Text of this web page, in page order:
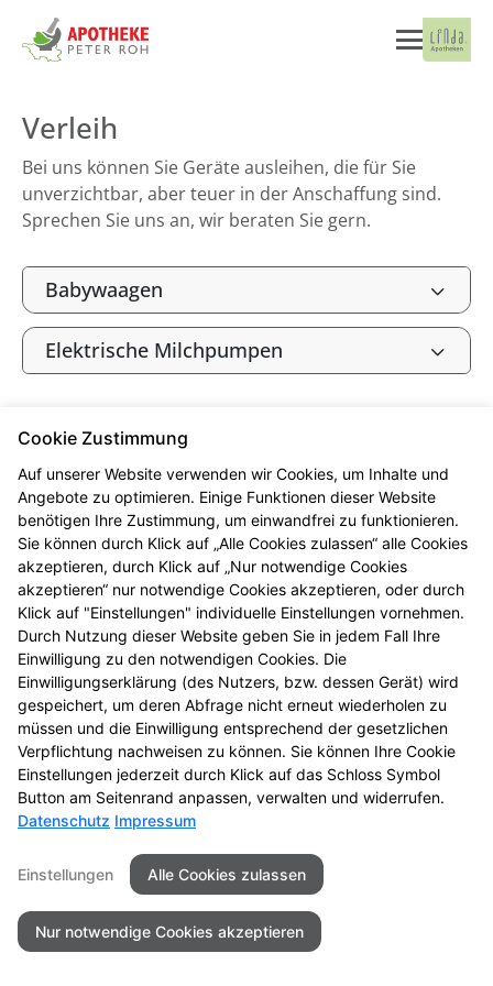
Verleih
Bei uns können Sie Geräte ausleihen, die für Sie
unverzichtbar, aber teuer in der Anschaffung sind.
Sprechen Sie uns an, wir beraten Sie gern.
Babywaagen
Elektrische Milchpumpen
Seitenübersicht Kontakt
Impressum
Datenschutz
Barrierefreiheit
© 2026 Apotheke am kleinen Markt
Cookie Zustimmung
Auf unserer Website verwenden wir Cookies, um Inhalte und
Angebote zu optimieren. Einige Funktionen dieser Website
benötigen Ihre Zustimmung, um einwandfrei zu funktionieren.
Sie können durch Klick auf „Alle Cookies zulassen“ alle Cookies
akzeptieren, durch Klick auf „Nur notwendige Cookies
akzeptieren“ nur notwendige Cookies akzeptieren, oder durch
Klick auf "Einstellungen" individuelle Einstellungen vornehmen.
Durch Nutzung dieser Website geben Sie in jedem Fall Ihre
Einwilligung zu den notwendigen Cookies. Die
Einwilligungserklärung (des Nutzers, bzw. dessen Gerät) wird
gespeichert, um deren Abfrage nicht erneut wiederholen zu
müssen und die Einwilligung entsprechend der gesetzlichen
Verpflichtung nachweisen zu können. Sie können Ihre Cookie
Einstellungen jederzeit durch Klick auf das Schloss Symbol
Button am Seitenrand anpassen, verwalten und widerrufen.
Datenschutz Impressum
Einstellungen Alle Cookies zulassen
Nur notwendige Cookies akzeptieren